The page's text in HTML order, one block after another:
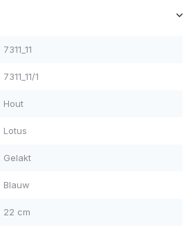
7311_11
7311_11/1
Hout
Lotus
Gelakt
Blauw
22 cm